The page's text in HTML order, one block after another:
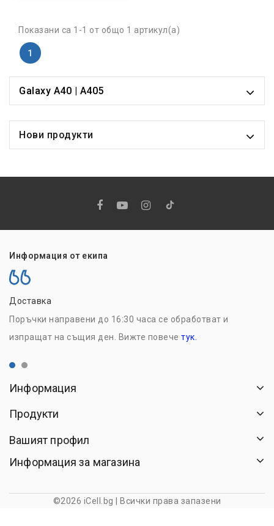
Показани са 1-1 от общо 1 артикул(а)
1
Galaxy A40 | A405
Нови продукти
Информация от екипа
Доставка
Поръчки направени до 16:30 часа се обработват и
изпращат на същия ден. Вижте повече тук.
Информация
Продукти
Вашият профил
Информация за магазина
©2026 iCell.bg | Всички права запазени